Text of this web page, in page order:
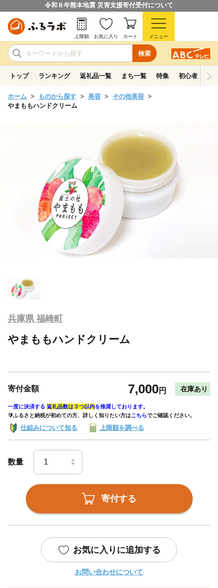
令和８年熊本地震 災害支援寄付受付について
検索
上限額 お気に入り カート メニュー
トップ ランキング 返礼品一覧 まち一覧 特集 初心者ガイド
ホーム ものから探す 美容
その他美容
やまももハンドクリーム
兵庫県 福崎町
やまももハンドクリーム
寄付金額 7,000円 在庫あり
一度に決済する 返礼品数は３つ以内を推奨しております。
🔰ふるさと納税が初めての方、詳しく知りたい方はこちらでご確認ください。
仕組みについて知る 上限額を調べる
数量
寄付する
お気に入りに追加する
お問い合わせについて